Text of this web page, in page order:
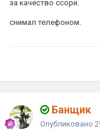
за качество ссори.
снимал телефоном.
Банщик
Опубликовано